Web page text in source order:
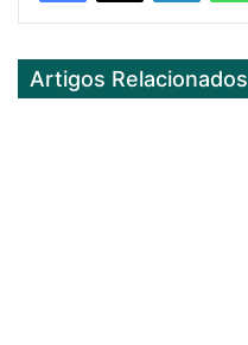
Artigos Relacionados